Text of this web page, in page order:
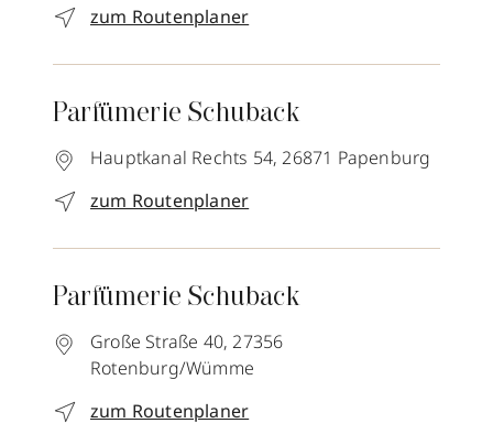
zum Routenplaner
Parfümerie Schuback
Hauptkanal Rechts 54, 26871 Papenburg
zum Routenplaner
Parfümerie Schuback
Große Straße 40, 27356
Rotenburg/Wümme
zum Routenplaner